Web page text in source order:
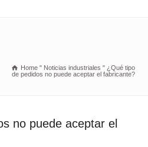
Home " Noticias industriales " ¿Qué tipo
de pedidos no puede aceptar el fabricante?
no puede aceptar el